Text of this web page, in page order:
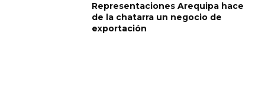
Representaciones Arequipa hace
de la chatarra un negocio de
exportación